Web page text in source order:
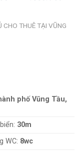
CHO THUÊ TẠI VŨNG
phố Vũng Tầu,
30m
WC: 8wc